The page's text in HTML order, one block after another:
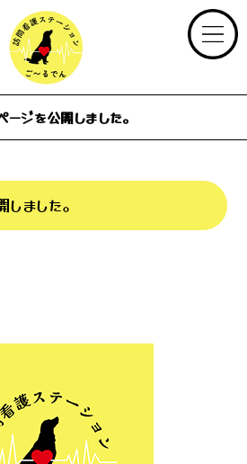
ージを公開しました。
ました。